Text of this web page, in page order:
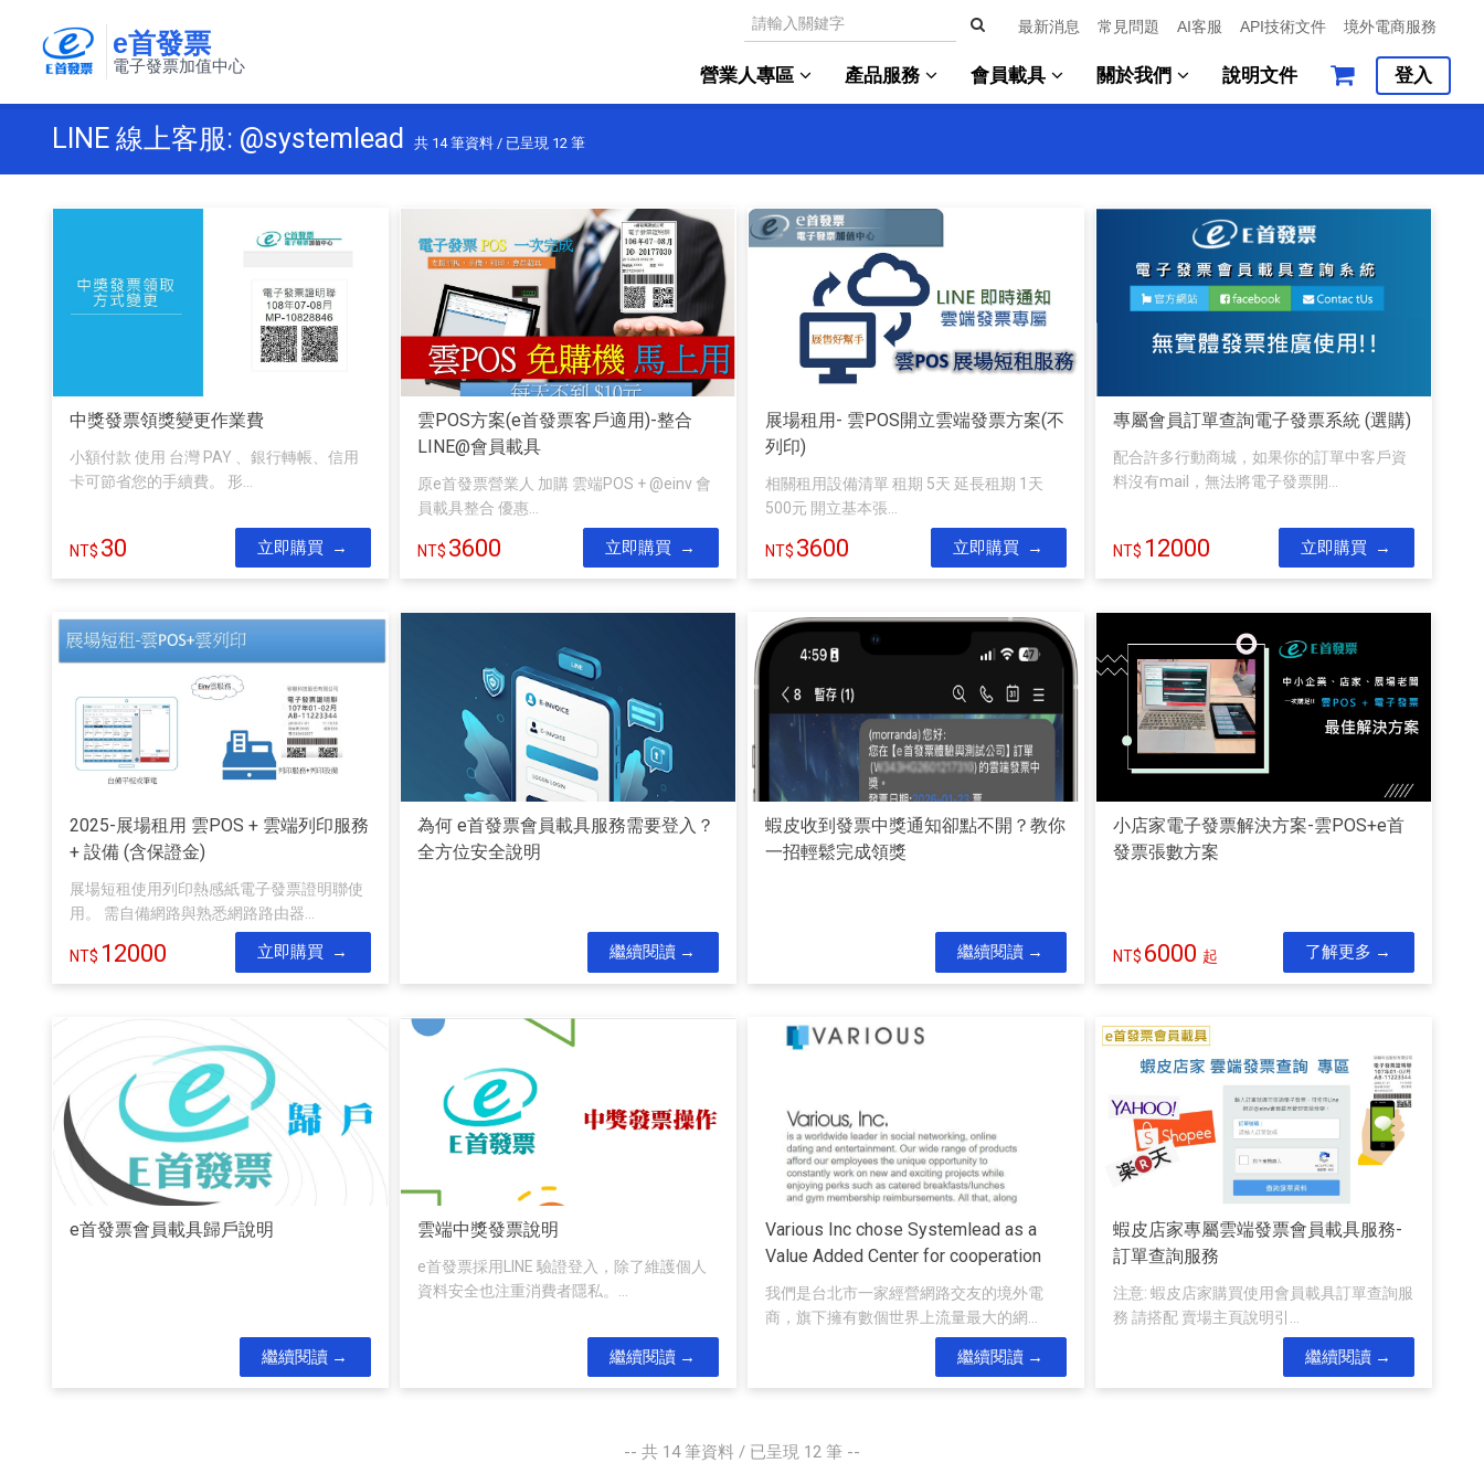
e首發票
電子發票加值中心
最新消息 常見問題 AI客服 API技術文件 境外電商服務
營業人專區 產品服務 會員載具 關於我們 說明文件 登入
LINE 線上客服: @systemlead 共 14筆資料 / 已呈現 12 筆
中獎發票領獎變更作業費
小額付款 使用 台灣 PAY 、銀行轉帳、信用
卡可節省您的手續費。 形...
30 立即購買
雲POS方案(e首發票客戶適用)-整合
LINE@會員載具
原e首發票營業人 加購 雲端POS + @einv 會
員載具整合 優惠...
3600 立即購買
展場租用- 雲POS開立雲端發票方案(不
列印)
相關租用設備清單 租期 5天 延長租期 1天
500元 開立基本張...
3600 立即購買
專屬會員訂單查詢電子發票系統 (選購)
配合許多行動商城，如果你的訂單中客戶資
料沒有mail，無法將電子發票開...
12000 立即購買
2025-展場租用 雲POS + 雲端列印服務
+ 設備 (含保證金)
展場短租使用列印熱感紙電子發票證明聯使
用。 需自備網路與熟悉網路路由器...
12000 立即購買
為何 e首發票會員載具服務需要登入？
全方位安全說明
繼續閱讀
蝦皮收到發票中獎通知卻點不開？教你
一招輕鬆完成領獎
繼續閱讀
小店家電子發票解決方案-雲POS+e首
發票張數方案
6000 起 了解更多
e首發票會員載具歸戶說明
繼續閱讀
雲端中獎發票說明
e首發票採用LINE 驗證登入，除了維護個人
資料安全也注重消費者隱私。...
繼續閱讀
Various Inc chose Systemlead as a
Value Added Center for cooperation
我們是台北市一家經營網路交友的境外電
商，旗下擁有數個世界上流量最大的網...
繼續閱讀
蝦皮店家專屬雲端發票會員載具服務-
訂單查詢服務
注意: 蝦皮店家購買使用會員載具訂單查詢服
務 請搭配 賣場主頁說明引...
繼續閱讀
-- 共 14筆資料 / 已呈現 12 筆 --